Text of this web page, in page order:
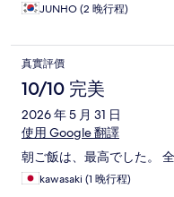
JUNHO (2 晚行程)
真實評價
10/10 完美
2026 年 5 月 31 日
使用 Google 翻譯
朝ご飯は、最高でした。
kawasaki (1 晚行程)